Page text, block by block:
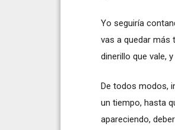
Yo seguiría
vas a quedar más
dinerillo que vale,
De todos modos,
un tiempo, hasta
apareciendo,